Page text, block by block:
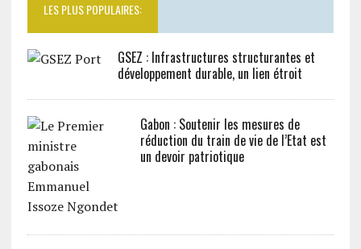
LES PLUS POPULAIRES:
GSEZ : Infrastructures structurantes et
développement durable, un lien étroit
Gabon : Soutenir les mesures de
réduction du train de vie de l’Etat est
un devoir patriotique